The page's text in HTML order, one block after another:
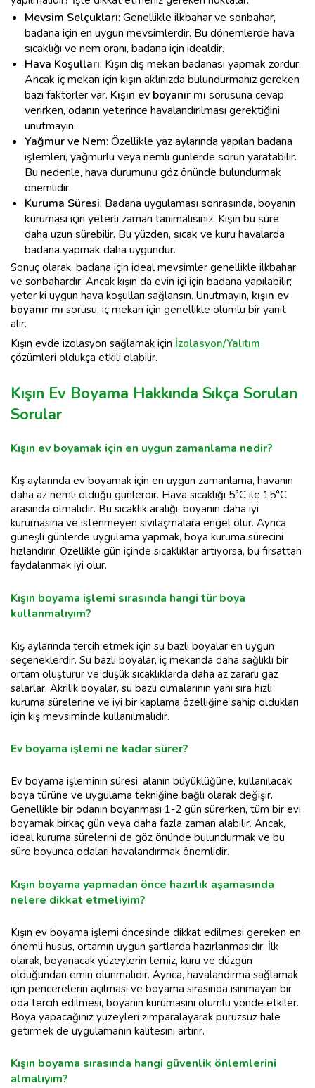
Mevsim Selçukları: Genellikle ilkbahar ve sonbahar,
badana için en uygun mevsimlerdir. Bu dönemlerde hava
sıcaklığı ve nem oranı, badana için idealdir.
Hava Koşulları: Kışın dış mekan badanası yapmak zordur.
Ancak iç mekan için kışın aklınızda bulundurmanız gereken
bazı faktörler var. Kışın ev boyanır mı sorusuna cevap
verirken, odanın yeterince havalandırılması gerektiğini
unutmayın.
Yağmur ve Nem: Özellikle yaz aylarında yapılan badana
işlemleri, yağmurlu veya nemli günlerde sorun yaratabilir.
Bu nedenle, hava durumunu göz önünde bulundurmak
önemlidir.
Kuruma Süresi: Badana uygulaması sonrasında, boyanın
kuruması için yeterli zaman tanımalısınız. Kışın bu süre
daha uzun sürebilir. Bu yüzden, sıcak ve kuru havalarda
badana yapmak daha uygundur.
Sonuç olarak, badana için ideal mevsimler genellikle ilkbahar
ve sonbahardır. Ancak kışın da evin içi için badana yapılabilir;
yeter ki uygun hava koşulları sağlansın. Unutmayın, kışın ev
boyanır mı sorusu, iç mekan için genellikle olumlu bir yanıt
alır.
Kışın evde izolasyon sağlamak için İzolasyon/Yalıtım
çözümleri oldukça etkili olabilir.
Kışın Ev Boyama Hakkında Sıkça Sorulan
Sorular
Kışın ev boyamak için en uygun zamanlama nedir?
Kış aylarında ev boyamak için en uygun zamanlama, havanın
daha az nemli olduğu günlerdir. Hava sıcaklığı 5°C ile 15°C
arasında olmalıdır. Bu sıcaklık aralığı, boyanın daha iyi
kurumasına ve istenmeyen sıvılaşmalara engel olur. Ayrıca
güneşli günlerde uygulama yapmak, boya kuruma sürecini
hızlandırır. Özellikle gün içinde sıcaklıklar artıyorsa, bu fırsattan
faydalanmak iyi olur.
Kışın boyama işlemi sırasında hangi tür boya
kullanmalıyım?
Kış aylarında tercih etmek için su bazlı boyalar en uygun
seçeneklerdir. Su bazlı boyalar, iç mekanda daha sağlıklı bir
ortam oluşturur ve düşük sıcaklıklarda daha az zararlı gaz
salarlar. Akrilik boyalar, su bazlı olmalarının yanı sıra hızlı
kuruma sürelerine ve iyi bir kaplama özelliğine sahip oldukları
için kış mevsiminde kullanılmalıdır.
Ev boyama işlemi ne kadar sürer?
Ev boyama işleminin süresi, alanın büyüklüğüne, kullanılacak
boya türüne ve uygulama tekniğine bağlı olarak değişir.
Genellikle bir odanın boyanması 1-2 gün sürerken, tüm bir evi
boyamak birkaç gün veya daha fazla zaman alabilir. Ancak,
ideal kuruma sürelerini de göz önünde bulundurmak ve bu
süre boyunca odaları havalandırmak önemlidir.
Kışın boyama yapmadan önce hazırlık aşamasında
nelere dikkat etmeliyim?
Kışın ev boyama işlemi öncesinde dikkat edilmesi gereken en
önemli husus, ortamın uygun şartlarda hazırlanmasıdır. İlk
olarak, boyanacak yüzeylerin temiz, kuru ve düzgün
olduğundan emin olunmalıdır. Ayrıca, havalandırma sağlamak
için pencerelerin açılması ve boyama sırasında ısınmayan bir
oda tercih edilmesi, boyanın kurumasını olumlu yönde etkiler.
Boya yapacağınız yüzeyleri zımparalayarak pürüzsüz hale
getirmek de uygulamanın kalitesini artırır.
Kışın boyama sırasında hangi güvenlik önlemlerini
almalıyım?